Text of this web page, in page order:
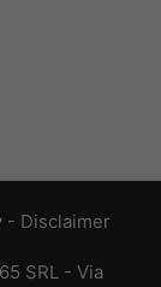
- Disclaimer
SRL - Via